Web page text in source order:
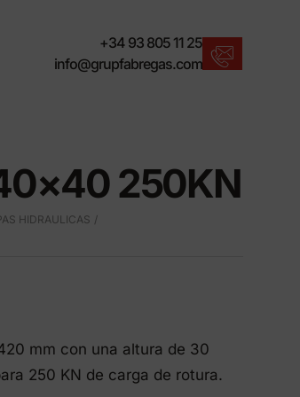
Descargar catálogos
Buscador avanzado
Un atajo para localizar productos.
+34 93 805 11 25
info@grupfabregas.com
250KN
HIDRAULICAS
mm con una altura de 30
250 KN de carga de rotura.